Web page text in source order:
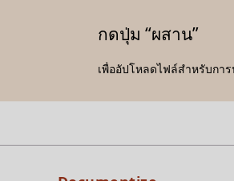
กดปุ่ม “ผสาน”
เพื่ออัปโหลดไฟล์สำหรับกา